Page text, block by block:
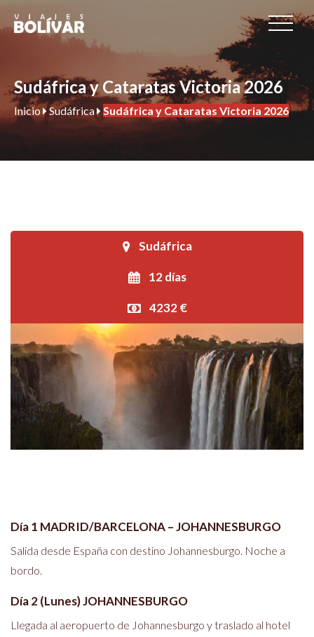
Sudáfrica y Cataratas Victoria 2026
Inicio Sudáfrica Sudáfrica y Cataratas Victoria 2026
Sudáfrica
12 días
4232 €
Día 1 MADRID/BARCELONA – JOHANNESBURGO
Salida desde España con destino Johannesburgo. Noche a
bordo.
Día 2 (Lunes) JOHANNESBURGO
Llegada al aeropuerto de Johannesburgo y traslado al hotel